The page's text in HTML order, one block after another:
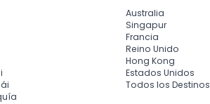
Australia
Singapur
Francia
Reino Unido
Hong Kong
Estados Unidos
Todos los Destinos